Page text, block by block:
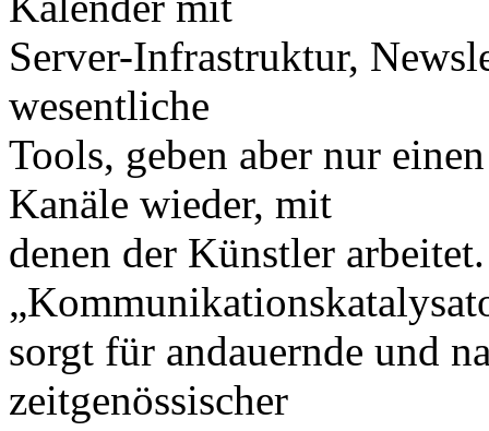
Server-Infrastruktur,
wesentliche
Tools, geben aber nur
Kanäle wieder, mit
denen der Künstler
sorgt für andauernde und
zeitgenössischer